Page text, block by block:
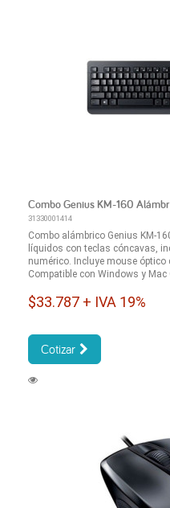
Combo Genius KM-160
31330001414
Combo alámbrico Genius KM-
líquidos con teclas cóncavas,
numérico. Incluye mouse óptico
Compatible con Windows y Mac
$33.787 + IVA 19%
Cotizar